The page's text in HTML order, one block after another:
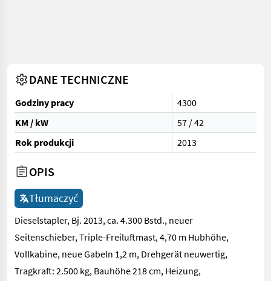
DANE TECHNICZNE
Godziny pracy
4300
KM / kW
57 / 42
Rok produkcji
2013
OPIS
Tłumaczyć
Dieselstapler, Bj. 2013, ca. 4.300 Bstd., neuer
Seitenschieber, Triple-Freiluftmast, 4,70 m Hubhöhe,
Vollkabine, neue Gabeln 1,2 m, Drehgerät neuwertig,
Tragkraft: 2.500 kg, Bauhöhe 218 cm, Heizung,